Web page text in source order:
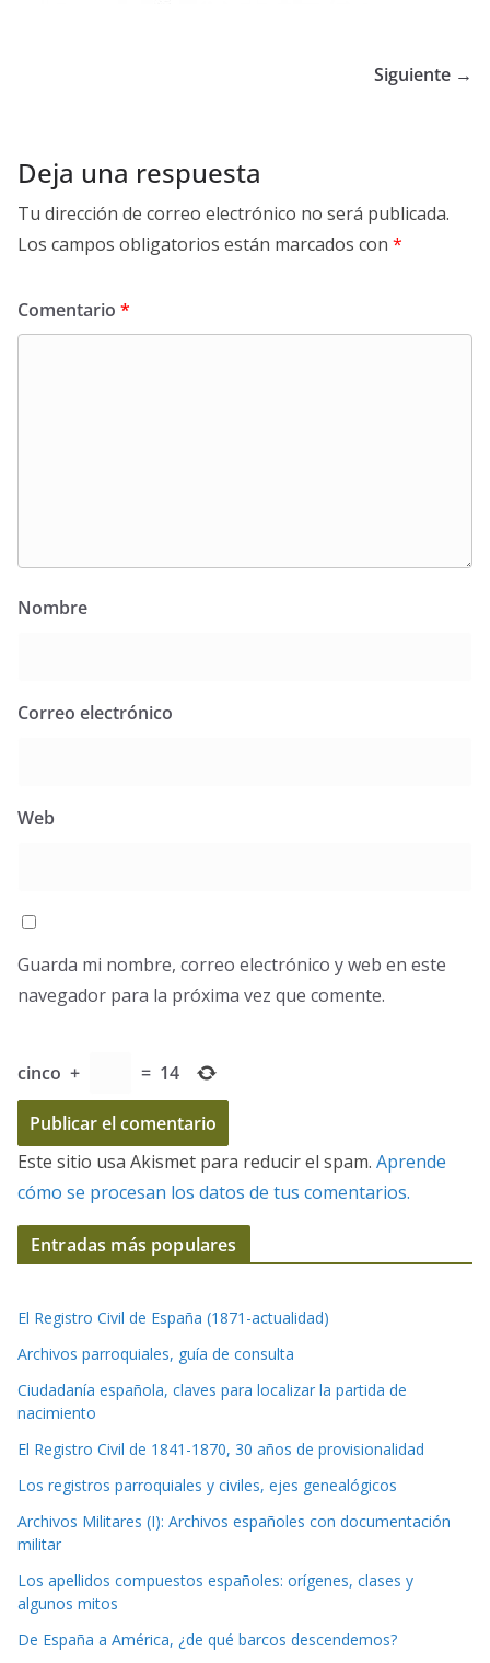
Siguiente →
Deja una respuesta
Tu dirección de correo electrónico no será publicada.
Los campos obligatorios están marcados con *
Comentario *
Nombre
Correo electrónico
Web
Guarda mi nombre, correo electrónico y web en este
navegador para la próxima vez que comente.
cinco + = 14
Este sitio usa Akismet para reducir el spam. Aprende
cómo se procesan los datos de tus comentarios.
Entradas más populares
El Registro Civil de España (1871-actualidad)
Archivos parroquiales, guía de consulta
Ciudadanía española, claves para localizar la partida de
nacimiento
El Registro Civil de 1841-1870, 30 años de provisionalidad
Los registros parroquiales y civiles, ejes genealógicos
Archivos Militares (I): Archivos españoles con documentación
militar
Los apellidos compuestos españoles: orígenes, clases y
algunos mitos
De España a América, ¿de qué barcos descendemos?